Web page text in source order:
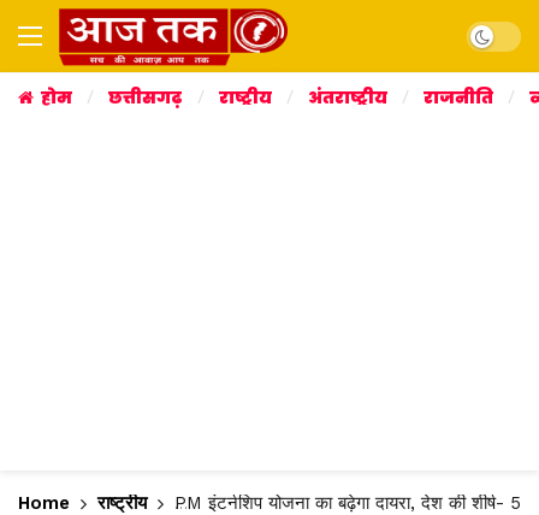
Dark
होम छत्तीसगढ़ राष्ट्रीय अंतराष्ट्रीय राजनीति
Home राष्ट्रीय PM इंटर्नशिप योजना का बढ़ेगा दायरा, देश की शीर्ष-